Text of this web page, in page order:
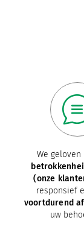
We geloven
(onze
responsief
voortdurend
uw